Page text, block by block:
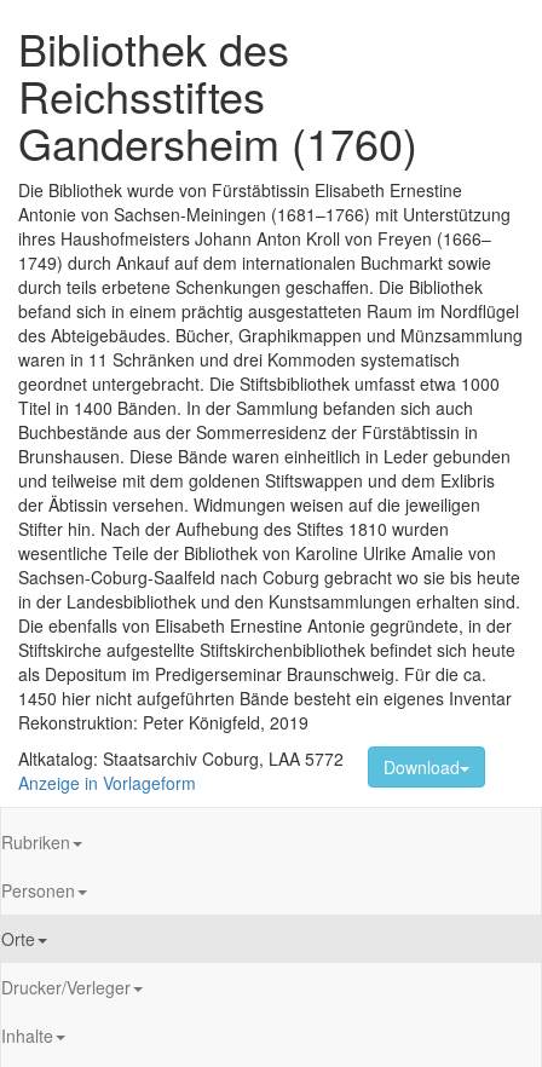
Bibliothek des
Reichsstiftes
Gandersheim (1760)
Die Bibliothek wurde von Fürstäbtissin Elisabeth Ernestine
Antonie von Sachsen-Meiningen (1681–1766) mit Unterstützung
ihres Haushofmeisters Johann Anton Kroll von Freyen (1666–
1749) durch Ankauf auf dem internationalen Buchmarkt sowie
durch teils erbetene Schenkungen geschaffen. Die Bibliothek
befand sich in einem prächtig ausgestatteten Raum im Nordflügel
des Abteigebäudes. Bücher, Graphikmappen und Münzsammlung
waren in 11 Schränken und drei Kommoden systematisch
geordnet untergebracht. Die Stiftsbibliothek umfasst etwa 1000
Titel in 1400 Bänden. In der Sammlung befanden sich auch
Buchbestände aus der Sommerresidenz der Fürstäbtissin in
Brunshausen. Diese Bände waren einheitlich in Leder gebunden
und teilweise mit dem goldenen Stiftswappen und dem Exlibris
der Äbtissin versehen. Widmungen weisen auf die jeweiligen
Stifter hin. Nach der Aufhebung des Stiftes 1810 wurden
wesentliche Teile der Bibliothek von Karoline Ulrike Amalie von
Sachsen-Coburg-Saalfeld nach Coburg gebracht wo sie bis heute
in der Landesbibliothek und den Kunstsammlungen erhalten sind.
Die ebenfalls von Elisabeth Ernestine Antonie gegründete, in der
Stiftskirche aufgestellte Stiftskirchenbibliothek befindet sich heute
als Depositum im Predigerseminar Braunschweig. Für die ca.
1450 hier nicht aufgeführten Bände besteht ein eigenes Inventar
Rekonstruktion: Peter Königfeld, 2019
Altkatalog: Staatsarchiv Coburg, LAA 5772
Anzeige in Vorlageform
Download
Rubriken
Personen
Orte
Drucker/Verleger
Inhalte